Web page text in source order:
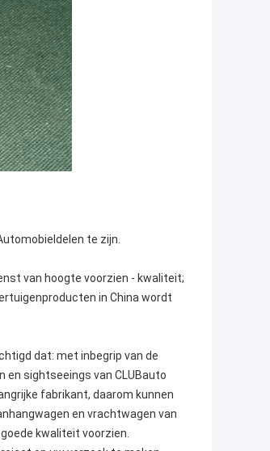
te zijn.
van hoogte voorzien - kwaliteit;
in China wordt
dat: met inbegrip van de
en sightseeings van CLUBauto
fabrikant, daarom kunnen
en vrachtwagen van
kwaliteit voorzien.